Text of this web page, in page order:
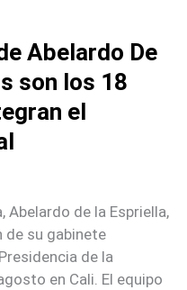
Abelardo De
son los 18
el
Abelardo de la Espriella,
su gabinete
de la
en Cali. El equipo